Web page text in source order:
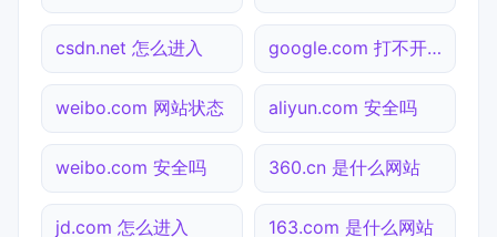
csdn.net 怎么进入 google.com 打不开检测
weibo.com 网站状态 aliyun.com 安全吗
weibo.com 安全吗 360.cn 是什么网站
jd.com 怎么进入 163.com 是什么网站